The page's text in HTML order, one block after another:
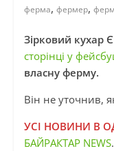
ферма, фермер,
Зірковий кухар
сторінці у
власну ферму.
Він не уточнив,
УСІ НОВИНИ В
БАЙРАКТАР NEWS.